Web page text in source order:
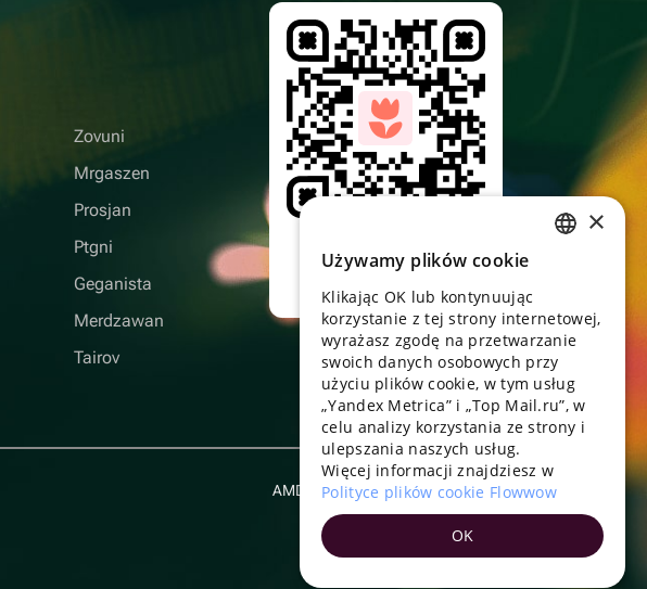
Zovuni
Mrgaszen
Prosjan
Ptgni
Geganista
Merdzawan
Tairov
pobierz aplikację
AMD Polski
UKRAINIAN
PORTUGUESE
SPANISH
TURKISH
×
Używamy plików cookie
Klikając OK lub kontynuując
korzystanie z tej strony internetowej,
wyrażasz zgodę na przetwarzanie
swoich danych osobowych przy
użyciu plików cookie, w tym usług
„Yandex Metrica” i „Top Mail.ru”, w
celu analizy korzystania ze strony i
ulepszania naszych usług.
Więcej informacji znajdziesz w
Polityce plików cookie Flowwow
OK